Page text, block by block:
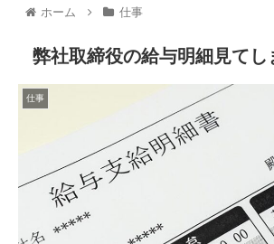
ホーム 仕事
弊社取締役の給与明細見てし
仕事